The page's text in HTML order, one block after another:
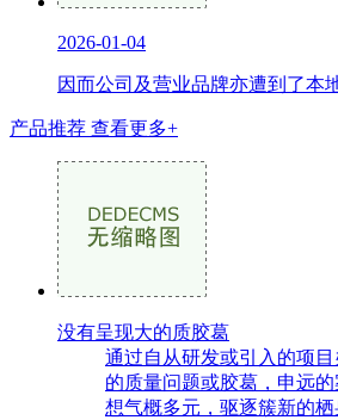
2026-01-04
因而公司及营业品牌亦遭到了本
产品推荐 查看更多+
没有呈现大的质胶葛
通过自从研发或引入的项
的质量问题或胶葛，申远
想气概多元，驱逐簇新的